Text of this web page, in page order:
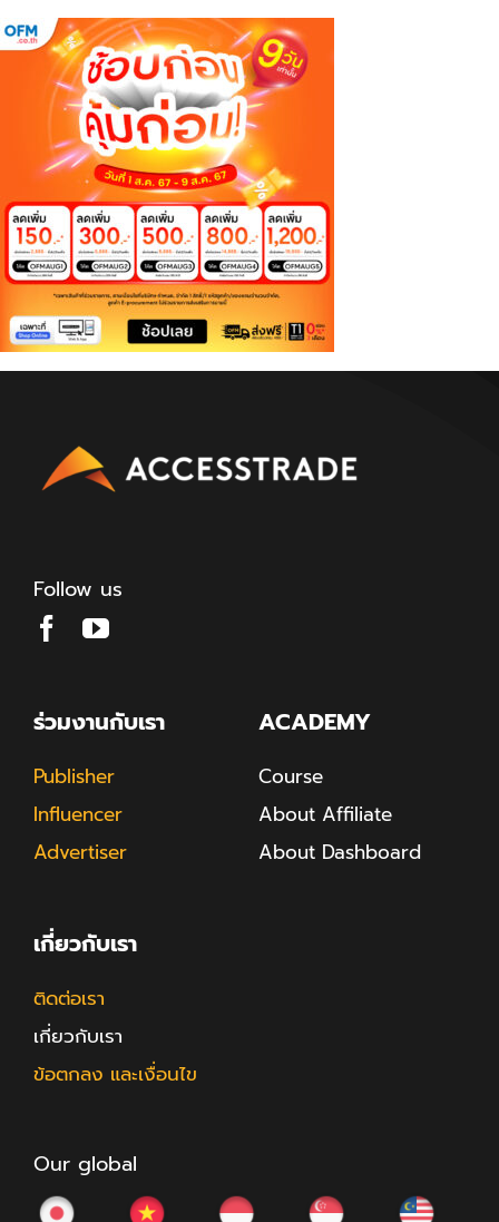
Follow us
ร่วมงานกับเรา
Publisher
Influencer
Advertiser
ACADEMY
Course
About Affiliate
About Dashboard
เกี่ยวกับเรา
ติดต่อเรา
เกี่ยวกับเรา
ข้อตกลง และเงื่อนไข
Our global